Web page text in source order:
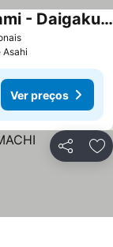
Hotel Route-Inn Yamagata Minami - Daigaku Byouin mae
Asahi
Ver preços
Partilhar